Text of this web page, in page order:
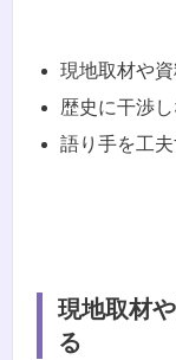
現地取材や
歴史に干渉
語り手を工夫
現地取材
る